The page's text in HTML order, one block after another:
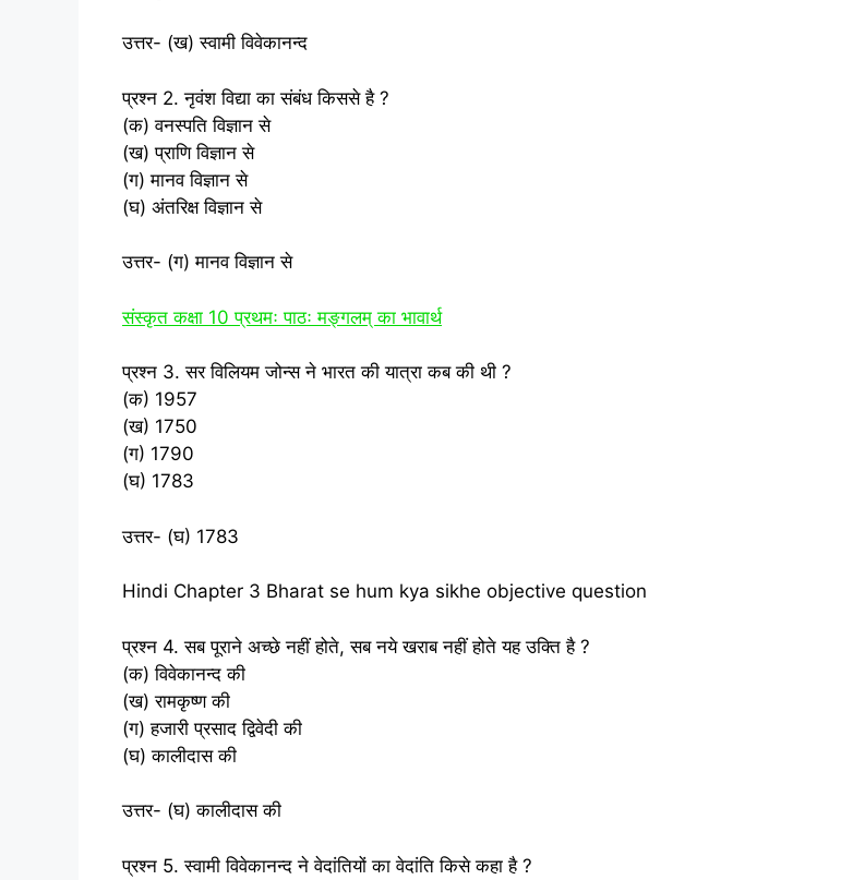
उत्तर- (ख) स्‍वामी विवेकानन्‍द
प्रश्न 2. नृवंश विद्या का संबंध किससे है ?
(क) वनस्‍पति विज्ञान से
(ख) प्राणि विज्ञान से
(ग) मानव विज्ञान से
(घ) अंतरिक्ष विज्ञान से
उत्तर- (ग) मानव विज्ञान से
संस्‍कृत कक्षा 10 प्रथमः पाठः मङ्गलम् का भावार्थ
प्रश्न 3. सर विलियम जोन्‍स ने भारत की यात्रा कब की थी ?
(क) 1957
(ख) 1750
(ग) 1790
(घ) 1783
उत्तर- (घ) 1783
Hindi Chapter 3 Bharat se hum kya sikhe objective question
प्रश्न 4. सब पूराने अच्‍छे नहीं होते, सब नये खराब नहीं होते यह उक्ति है ?
(क) विवेकानन्‍द की
(ख) रामकृष्‍ण की
(ग) हजारी प्रसाद द्विवेदी की
(घ) कालीदास की
उत्तर- (घ) कालीदास की
प्रश्न 5. स्‍वामी विवेकानन्‍द ने वेदांतियों का वेदांति किसे कहा है ?